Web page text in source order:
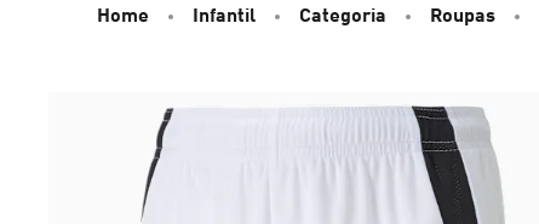
Home Infantil Categoria Roupas